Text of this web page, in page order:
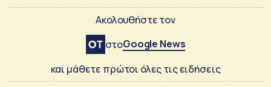
Ακολουθήστε τον
στοGoogle News
και μάθετε πρώτοι όλες τις ειδήσεις